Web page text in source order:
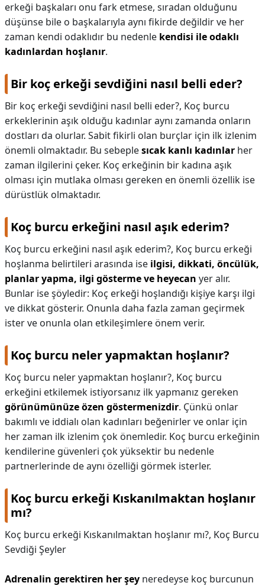
erkeği başkaları onu fark etmese, sıradan olduğunu
düşünse bile o başkalarıyla aynı fikirde değildir ve her
zaman kendi odaklıdır bu nedenle kendisi ile odaklı
kadınlardan hoşlanır.
Bir koç erkeği sevdiğini nasıl belli eder?
Bir koç erkeği sevdiğini nasıl belli eder?, Koç burcu
erkeklerinin aşık olduğu kadınlar aynı zamanda onların
dostları da olurlar. Sabit fikirli olan burçlar için ilk izlenim
önemli olmaktadır. Bu sebeplesıcak kanlı kadınlar her
zaman ilgilerini çeker. Koç erkeğinin bir kadına aşık
olması için mutlaka olması gereken en önemli özellik ise
dürüstlük olmaktadır.
Koç burcu erkeğini nasıl aşık ederim?
Koç burcu erkeğini nasıl aşık ederim?, Koç burcu erkeği
hoşlanma belirtileri arasında ise ilgisi, dikkati, öncülük,
planlar yapma, ilgi gösterme ve heyecan yer alır.
Bunlar ise şöyledir: Koç erkeği hoşlandığı kişiye karşı ilgi
ve dikkat gösterir. Onunla daha fazla zaman geçirmek
ister ve onunla olan etkileşimlere önem verir.
Koç burcu neler yapmaktan hoşlanır?
Koç burcu neler yapmaktan hoşlanır?, Koç burcu
erkeğini etkilemek istiyorsanız ilk yapmanız gereken
görünümünüze özen göstermenizdir. Çünkü onlar
bakımlı ve iddialı olan kadınları beğenirler ve onlar için
her zaman ilk izlenim çok önemledir. Koç burcu erkeğinin
kendilerine güvenleri çok yüksektir bu nedenle
partnerlerinde de aynı özelliği görmek isterler.
Koç burcu erkeği Kıskanılmaktan hoşlanır
mı?
Koç burcu erkeği Kıskanılmaktan hoşlanır mı?, Koç Burcu
Sevdiği Şeyler
Adrenalin gerektiren her şey neredeyse koç burcunun